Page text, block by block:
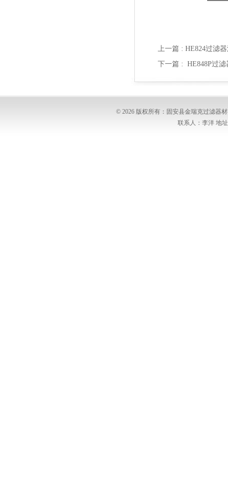
上一篇 : HE824过滤
下一篇 : HE848P过
© 2026 版权所有：固安县金瑞克过滤器
联系人：李洋 地